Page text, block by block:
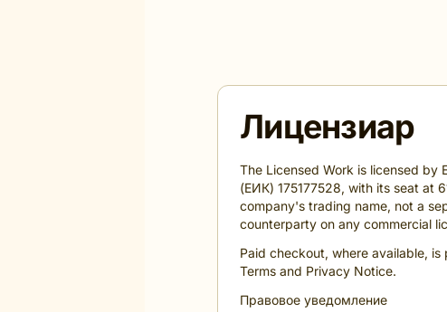
Лицензиар
The Licensed Work is licensed
(ЕИК) 175177528, with its seat at
company's trading name, not a
counterparty on any commercial
Paid checkout, where available,
Terms and Privacy Notice.
Правовое уведомление